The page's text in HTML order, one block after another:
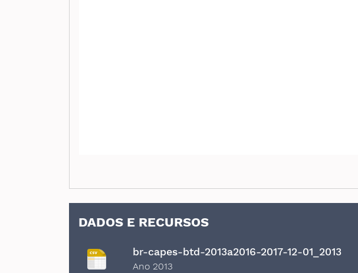
DADOS E RECURSOS
br-capes-btd-2013a2016-2017-12-01_2013
Ano 2013